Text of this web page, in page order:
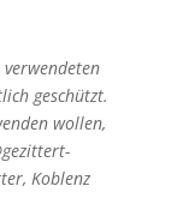
geschützt.
wollen,
Koblenz